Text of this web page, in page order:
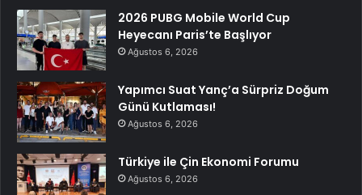
2026 PUBG Mobile World Cup
Heyecanı Paris’te Başlıyor
Ağustos 6, 2026
Yapımcı Suat Yanç’a Sürpriz Doğum
Günü Kutlaması!
Ağustos 6, 2026
Türkiye ile Çin Ekonomi Forumu
Ağustos 6, 2026